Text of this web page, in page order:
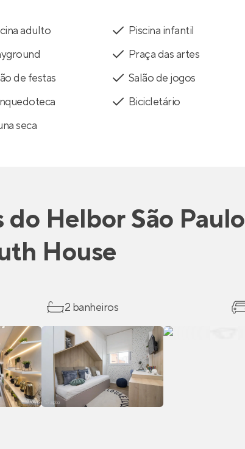
adulto
Piscina infantil
Praça das artes
de festas
Salão de jogos
Bicicletário
seca
do Helbor São Paulo
House
2 banheiros